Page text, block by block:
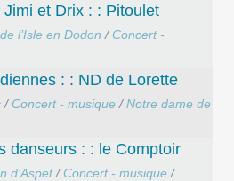
et Drix : : Pitoulet
l’Isle en Dodon / Concert -
: : ND de Lorette
/ Concert - musique /Notre dame de
danseurs : : le Comptoir
d’Aspet/ Concert - musique /